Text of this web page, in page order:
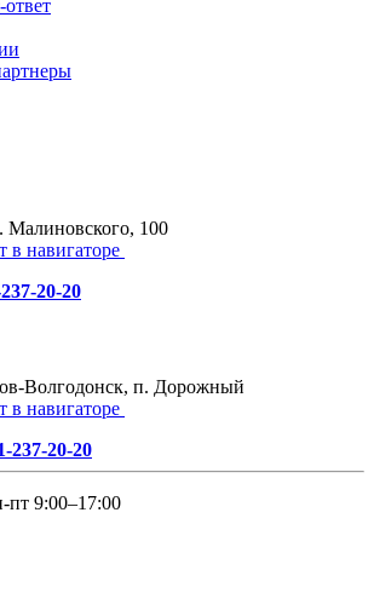
Малиновского, 100
в навигаторе
20-20
Волгодонск, п. Дорожный
в навигаторе
237-20-20
пт 9:00–17:00